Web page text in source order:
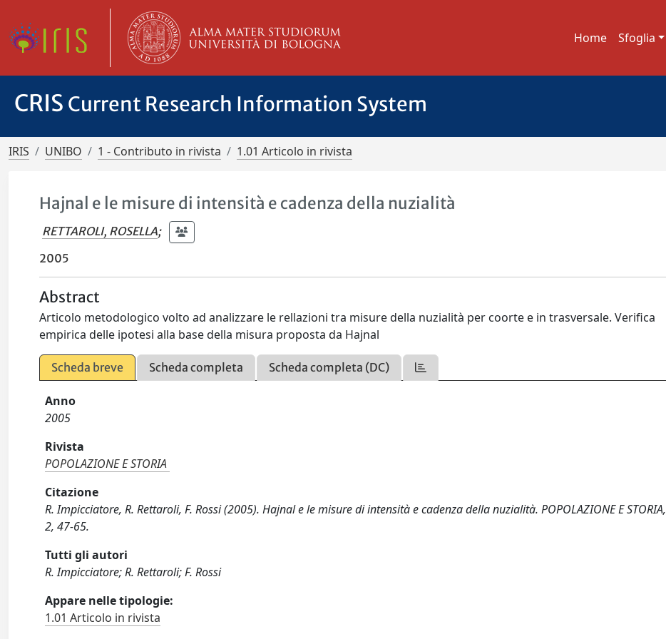
Home Sfoglia
CRIS Current Research Information System
IRIS UNIBO 1 - Contributo in rivista 1.01 Articolo in rivista
Hajnal e le misure di intensità e cadenza della nuzialità
RETTAROLI, ROSELLA;
2005
Abstract
Articolo metodologico volto ad analizzare le rellazioni tra misure della nuzialità per coorte e in trasversale. Verifica
empirica delle ipotesi alla base della misura proposta da Hajnal
Scheda breve Scheda completa Scheda completa (DC)
Anno
2005
Rivista
POPOLAZIONE E STORIA
Citazione
R. Impicciatore, R. Rettaroli, F. Rossi (2005). Hajnal e le misure di intensità e cadenza della nuzialità. POPOLAZIONE E STORIA,
2, 47-65.
Tutti gli autori
R. Impicciatore; R. Rettaroli; F. Rossi
Appare nelle tipologie:
1.01 Articolo in rivista